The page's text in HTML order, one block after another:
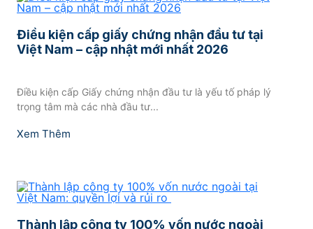
Điều kiện cấp giấy chứng nhận đầu tư tại
Việt Nam – cập nhật mới nhất 2026
Điều kiện cấp Giấy chứng nhận đầu tư là yếu tố pháp lý
trọng tâm mà các nhà đầu tư...
Xem Thêm
Thành lập công ty 100% vốn nước ngoài